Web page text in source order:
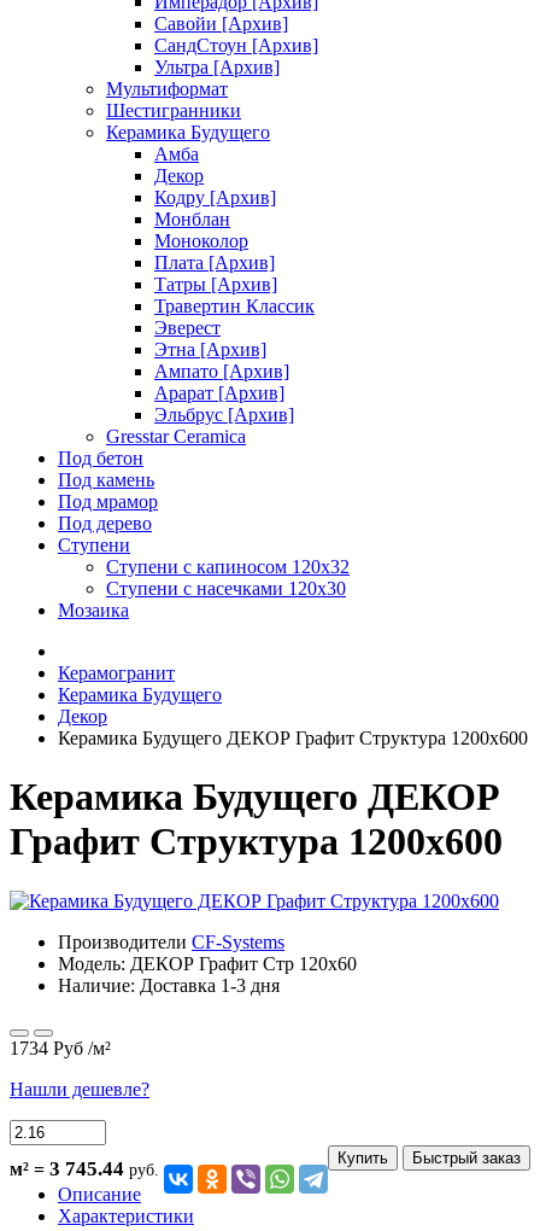
Савойи [Архив]
СандСтоун [Архив]
Ультра [Архив]
Мультиформат
Шестигранники
Керамика Будущего
Амба
Декор
Кодру [Архив]
Монблан
Моноколор
Плата [Архив]
Татры [Архив]
Травертин Классик
Эверест
Этна [Архив]
Ампато [Архив]
Арарат [Архив]
Эльбрус [Архив]
Gresstar Ceramica
Под бетон
Под камень
Под мрамор
Под дерево
Ступени
Ступени с капиносом 120х32
Ступени с насечками 120х30
Мозаика
Керамогранит
Керамика Будущего
Декор
Керамика Будущего ДЕКОР Графит Структура 1200х600
Керамика Будущего ДЕКОР
Графит Структура 1200х600
Производители CF-Systems
Модель: ДЕКОР Графит Стр 120х60
Наличие: Доставка 1-3 дня
1734 Руб /м²
Нашли дешевле?
м² = 3 745.44 руб.
Купить Быстрый заказ
Описание
Характеристики